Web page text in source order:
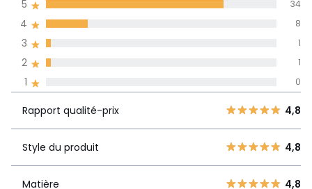
obtenue sur
1
3
4,8
produit
4,8
1 0
2 1
3 1
4 8
5 34
Rapport qualité-prix 4,8
Style du produit 4,8
Matière 4,8